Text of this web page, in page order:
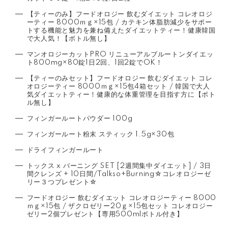
【ティーのみ】フードオロジー 飲むダイエット コレオロジ
ーティー 8000ｍｇ×15包 / カテキン体脂肪減少をサポー
トする機能と魅力を兼ね備えたダイエットティー！健康韓国
で大人気！【ボトル無し】
マンオロジーカットPRO リニューアルブルートンダイエッ
ト800mg×80錠1日2回、1回2錠でOK！
【ティーのみセット】フードオロジー 飲むダイエット コレ
オロジーティー 8000ｍｇ×15包4箱セット / 韓国で大人
気ダイエットティー！健康的な体重管理を目指す方に【ボト
ル無し】
フィンガールートパウダー 100g
フィンガールート粉末 スティック 1.5g×30包
ドライフィンガールート
トックス x バーニング SET [2週間集中ダイエット] / 3日
間クレンズ + 10日間/Talkso+Burning☆コレオロジーゼ
リー３つプレゼント☆
フードオロジー 飲むダイエット コレオロジーティー 8000
ｍｇ×15包 / ザクロゼリー20ｇ×15包セット コレオロジー
ゼリー2個プレゼント【専用500mlボトル付き】